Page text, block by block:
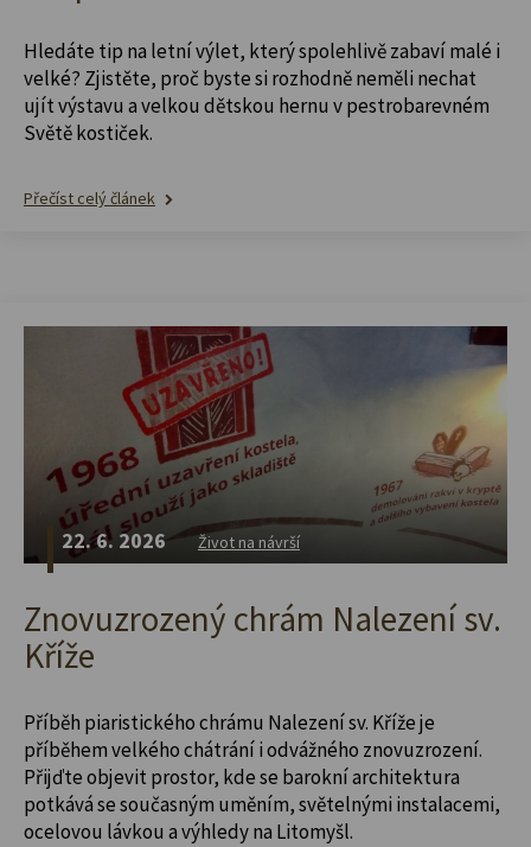
Hledáte tip na letní výlet, který spolehlivě zabaví malé i
velké? Zjistěte, proč byste si rozhodně neměli nechat
ujít výstavu a velkou dětskou hernu v pestrobarevném
Světě kostiček.
Přečíst celý článek
22. 6. 2026 Život na návrší
Znovuzrozený chrám Nalezení sv.
Kříže
Příběh piaristického chrámu Nalezení sv. Kříže je
příběhem velkého chátrání i odvážného znovuzrození.
Přijďte objevit prostor, kde se barokní architektura
potkává se současným uměním, světelnými instalacemi,
ocelovou lávkou a výhledy na Litomyšl.